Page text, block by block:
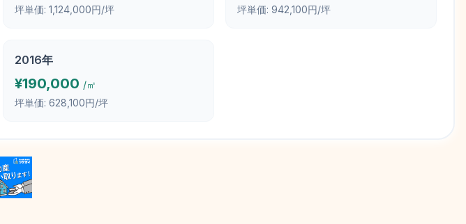
坪単価: 1,124,000円/坪
坪単価: 942,100円/坪
2016年
¥190,000 /㎡
坪単価: 628,100円/坪